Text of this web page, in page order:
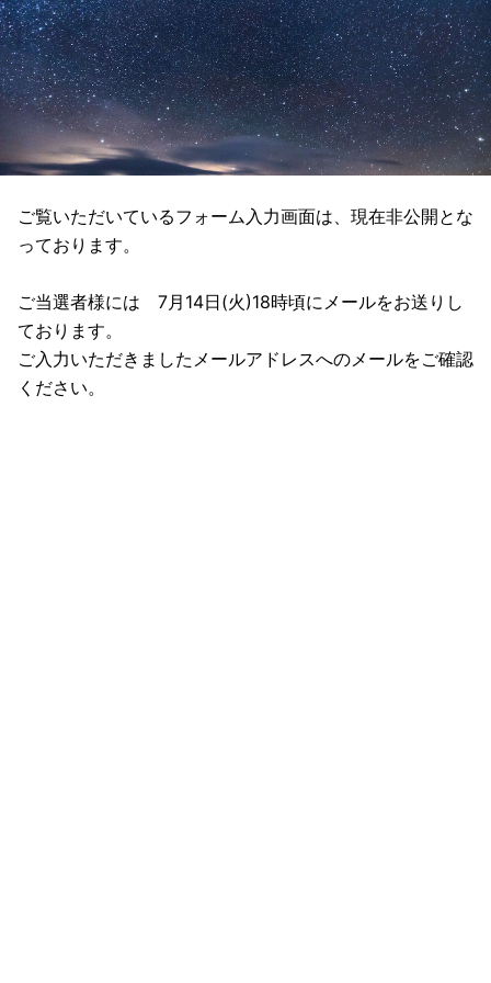
ご覧いただいているフォーム入力画面は、現在非公開とな
っております。
ご当選者様には 7月14日(火)18時頃にメールをお送りし
ております。
ご入力いただきましたメールアドレスへのメールをご確認
ください。